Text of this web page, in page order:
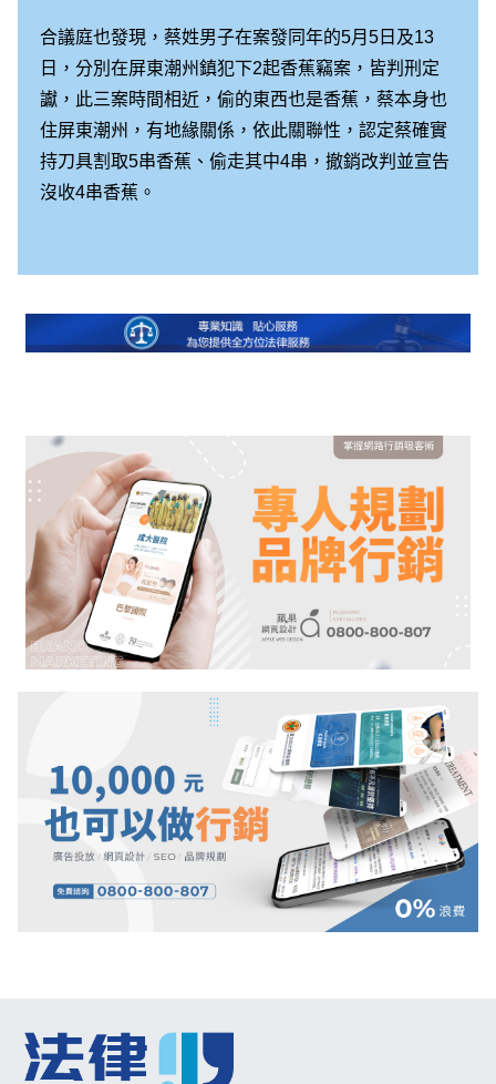
合議庭也發現，蔡姓男子在案發同年的5月5日及13
日，分別在屏東潮州鎮犯下2起香蕉竊案，皆判刑定
讞，此三案時間相近，偷的東西也是香蕉，蔡本身也
住屏東潮州，有地緣關係，依此關聯性，認定蔡確實
持刀具割取5串香蕉、偷走其中4串，撤銷改判並宣告
沒收4串香蕉。